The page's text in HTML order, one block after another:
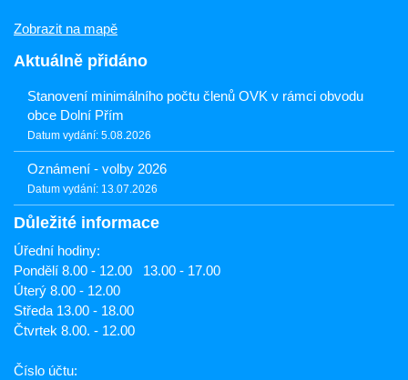
Zobrazit na mapě
Aktuálně přidáno
Stanovení minimálního počtu členů OVK v rámci obvodu
obce Dolní Přím
Datum vydání: 5.08.2026
Oznámení - volby 2026
Datum vydání: 13.07.2026
Důležité informace
Úřední hodiny:
Pondělí 8.00 - 12.00 13.00 - 17.00
Úterý 8.00 - 12.00
Středa 13.00 - 18.00
Čtvrtek 8.00. - 12.00
Číslo účtu: